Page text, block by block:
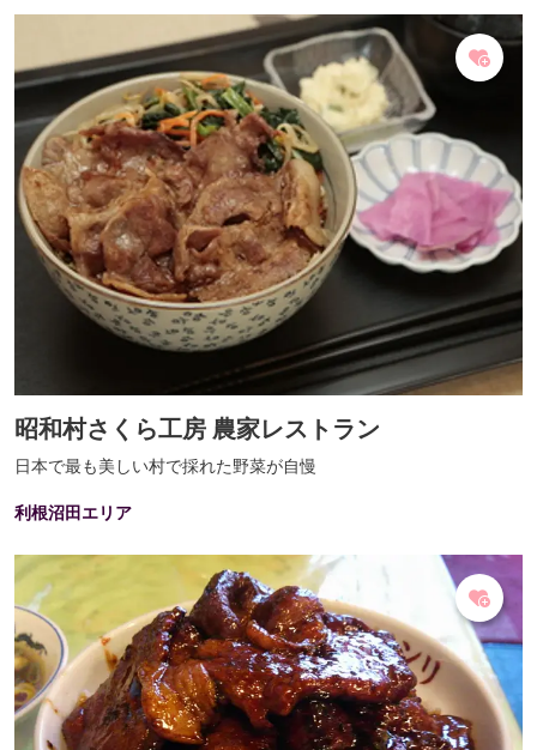
昭和村さくら工房 農家レストラン
日本で最も美しい村で採れた野菜が自慢
利根沼田エリア